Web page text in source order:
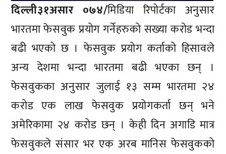
दिल्ली३१असार ०७४/मिडिया रिपोर्टका अनुसार
भारतमा फेसवुक प्रयोग गर्नेहरुको सख्या करोड भन्दा
बढी भएको छ । फेसवुक प्रयोग कर्ताको हिसावले
अन्य देशमा भन्दा भारतमा बढी भएका छन् ।
फेसवुकका अनुसार जुलाई १३ सम्म भारतमा २४
करोड एक लाख फेसवुक प्रयोगकर्ता छन् भने
अमेरिकामा २४ करोड छन् । केही दिन अगाडि मात्र
फेसवुकले संसार भर एक अरब मानिस फेसवुकको